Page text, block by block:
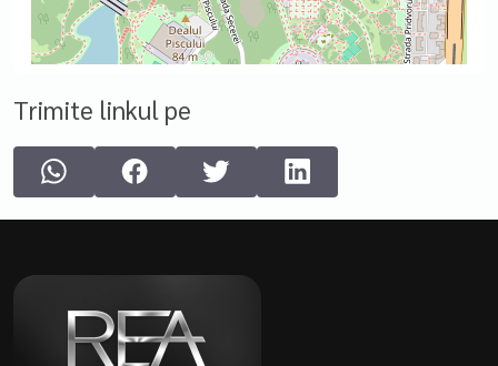
Trimite linkul pe